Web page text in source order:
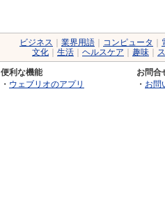
ビジネス 業界用語 コンピュータ
文化
生活 ヘルスケア 趣味
便利な機能
・ ウェブリオのアプリ
お問合
・ お問